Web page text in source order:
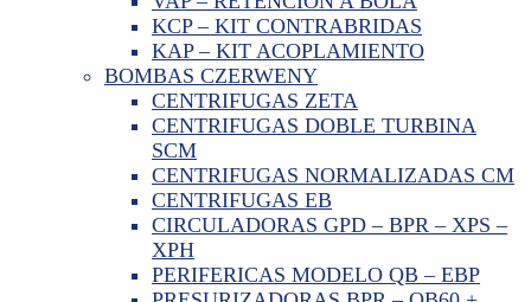
KCP – KIT CONTRABRIDAS
KAP – KIT ACOPLAMIENTO
BOMBAS CZERWENY
CENTRIFUGAS ZETA
CENTRIFUGAS DOBLE TURBINA
SCM
CENTRIFUGAS NORMALIZADAS CM
CENTRIFUGAS EB
CIRCULADORAS GPD – BPR – XPS –
XPH
PERIFERICAS MODELO QB – EBP